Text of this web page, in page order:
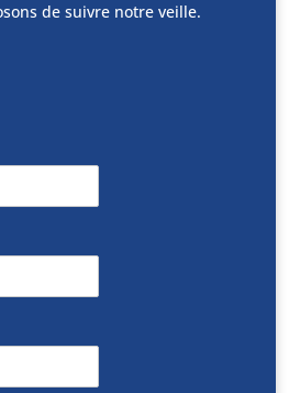
de suivre notre veille.